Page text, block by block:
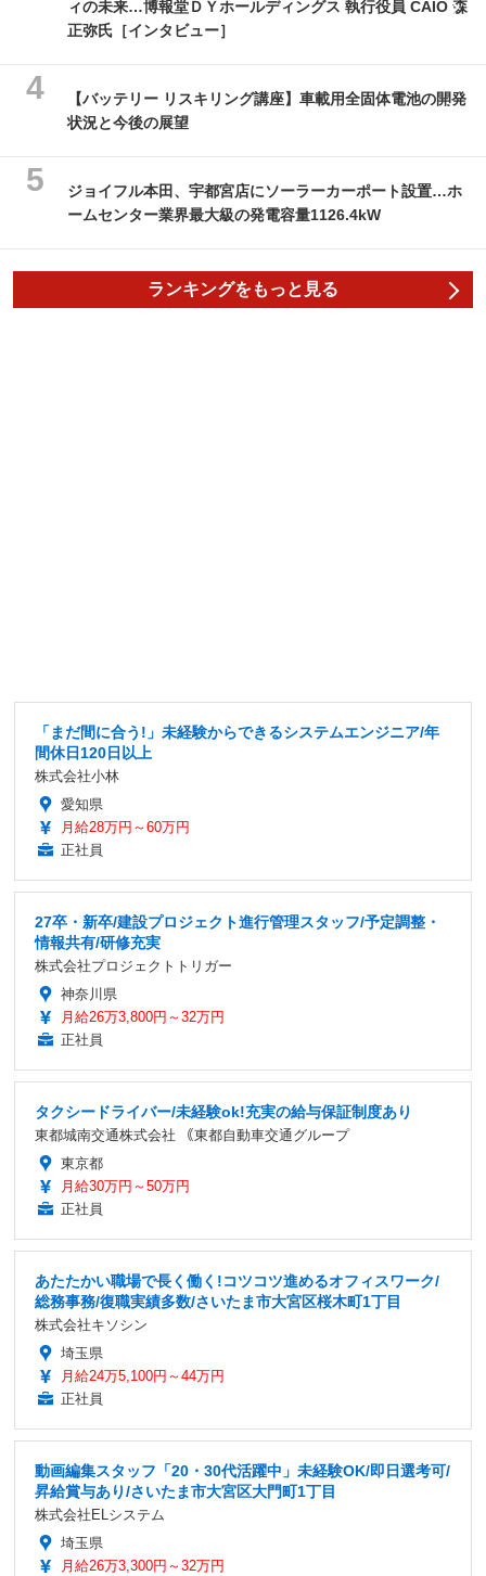
ィの未来…博報堂ＤＹホールディングス 執行役員 CAIO 森
正弥氏［インタビュー］
【バッテリー リスキリング講座】車載用全固体電池の開発
状況と今後の展望
ジョイフル本田、宇都宮店にソーラーカーポート設置…ホ
ームセンター業界最大級の発電容量1126.4kW
ランキングをもっと見る
「まだ間に合う!」未経験からできるシステムエンジニア/年
間休日120日以上
株式会社小林
愛知県
月給28万円～60万円
正社員
27卒・新卒/建設プロジェクト進行管理スタッフ/予定調整・
情報共有/研修充実
株式会社プロジェクトトリガー
神奈川県
月給26万3,800円～32万円
正社員
タクシードライバー/未経験ok!充実の給与保証制度あり
東都城南交通株式会社 ｟東都自動車交通グループ
東京都
月給30万円～50万円
正社員
あたたかい職場で長く働く!コツコツ進めるオフィスワーク/
総務事務/復職実績多数/さいたま市大宮区桜木町1丁目
株式会社キソシン
埼玉県
月給24万5,100円～44万円
正社員
動画編集スタッフ「20・30代活躍中」未経験OK/即日選考可/
昇給賞与あり/さいたま市大宮区大門町1丁目
株式会社ELシステム
埼玉県
月給26万3,300円～32万円